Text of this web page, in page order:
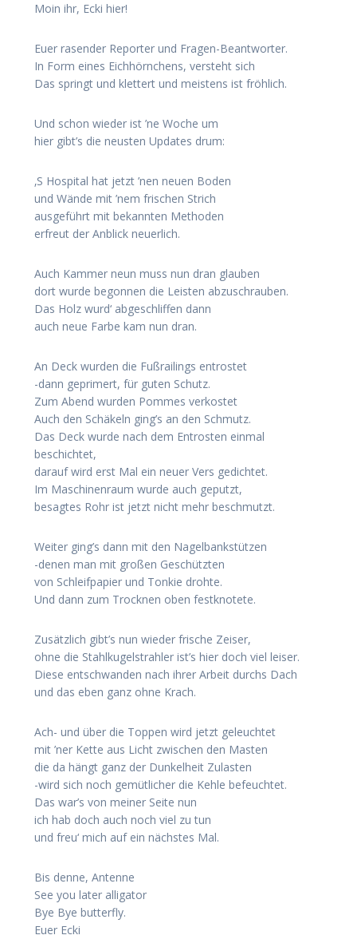
Moin ihr, Ecki hier!
Euer rasender Reporter und Fragen-Beantworter.
In Form eines Eichhörnchens, versteht sich
Das springt und klettert und meistens ist fröhlich.
Und schon wieder ist ’ne Woche um
hier gibt’s die neusten Updates drum:
‚S Hospital hat jetzt ’nen neuen Boden
und Wände mit ’nem frischen Strich
ausgeführt mit bekannten Methoden
erfreut der Anblick neuerlich.
Auch Kammer neun muss nun dran glauben
dort wurde begonnen die Leisten abzuschrauben.
Das Holz wurd‘ abgeschliffen dann
auch neue Farbe kam nun dran.
An Deck wurden die Fußrailings entrostet
-dann geprimert, für guten Schutz.
Zum Abend wurden Pommes verkostet
Auch den Schäkeln ging’s an den Schmutz.
Das Deck wurde nach dem Entrosten einmal
beschichtet,
darauf wird erst Mal ein neuer Vers gedichtet.
Im Maschinenraum wurde auch geputzt,
besagtes Rohr ist jetzt nicht mehr beschmutzt.
Weiter ging’s dann mit den Nagelbankstützen
-denen man mit großen Geschützten
von Schleifpapier und Tonkie drohte.
Und dann zum Trocknen oben festknotete.
Zusätzlich gibt’s nun wieder frische Zeiser,
ohne die Stahlkugelstrahler ist’s hier doch viel leiser.
Diese entschwanden nach ihrer Arbeit durchs Dach
und das eben ganz ohne Krach.
Ach- und über die Toppen wird jetzt geleuchtet
mit ’ner Kette aus Licht zwischen den Masten
die da hängt ganz der Dunkelheit Zulasten
-wird sich noch gemütlicher die Kehle befeuchtet.
Das war’s von meiner Seite nun
ich hab doch auch noch viel zu tun
und freu‘ mich auf ein nächstes Mal.
Bis denne, Antenne
See you later alligator
Bye Bye butterfly.
Euer Ecki